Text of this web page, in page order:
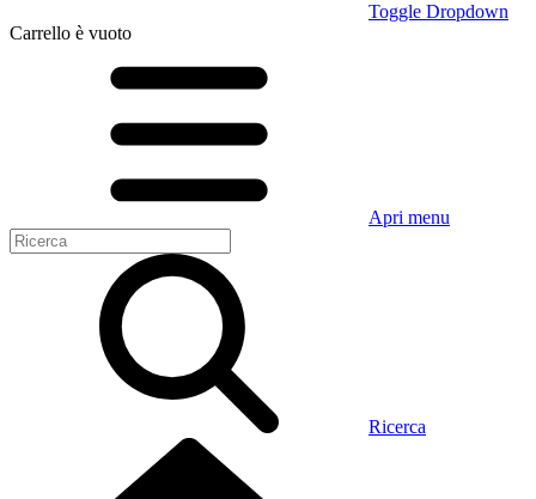
Toggle Dropdown
Carrello è vuoto
Apri menu
Ricerca